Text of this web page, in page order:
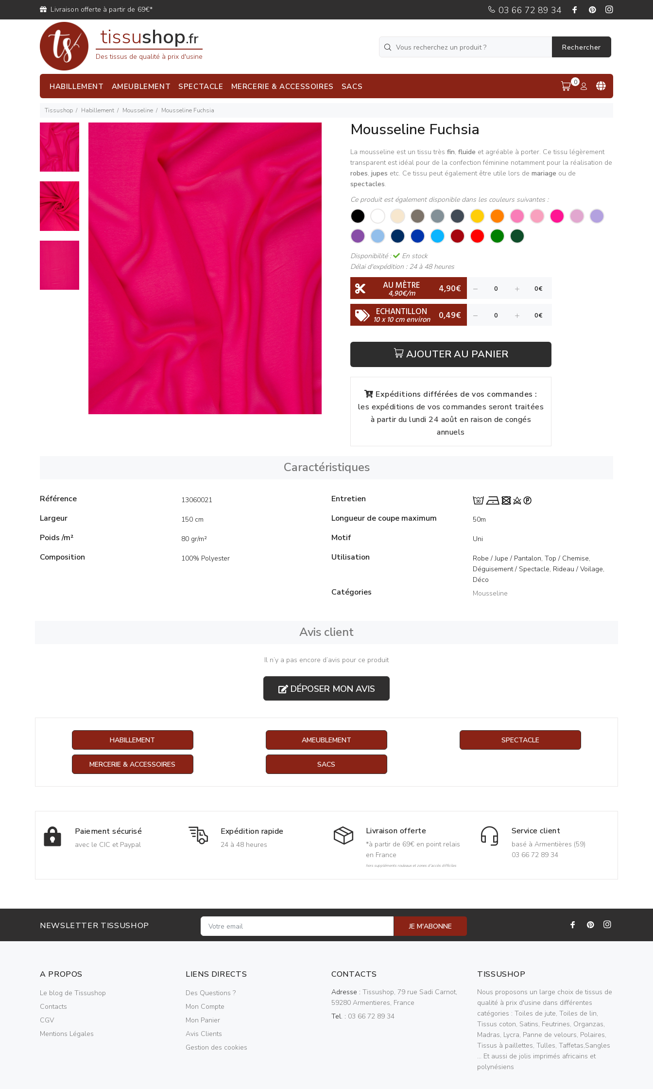
Livraison offerte à partir de 69€* 03 66 72 89 34
tissushop.fr
Des tissus de qualité à prix d'usine
Rechercher
HABILLEMENT AMEUBLEMENT SPECTACLE MERCERIE & ACCESSOIRES SACS 0
Tissushop Habillement Mousseline Mousseline Fuchsia
Mousseline Fuchsia
La mousseline est un tissu très fin, fluide et agréable à porter. Ce tissu légèrement
transparent est idéal pour de la confection féminine notamment pour la réalisation de
robes, jupes etc. Ce tissu peut également être utile lors de mariage ou de
spectacles.
Ce produit est également disponible dans les couleurs suivantes :
Disponibilité :
En stock
Délai d'expédition : 24 à 48 heures
AU MÈTRE
4,90€/m 4,90€
ECHANTILLON
10 x 10 cm environ 0,49€
AJOUTER AU PANIER
Expéditions différées de vos commandes :
les expéditions de vos commandes seront traitées
à partir du lundi 24 août en raison de congés
annuels
Caractéristiques
Référence 13060021
Largeur 150 cm
Poids /m² 80 gr/m²
Composition 100% Polyester
Entretien
Longueur de coupe maximum
50m
Motif Uni
Utilisation
Robe / Jupe / Pantalon, Top / Chemise,
Déguisement / Spectacle, Rideau / Voilage,
Déco
Catégories Mousseline
Avis client
Il n’y a pas encore d’avis pour ce produit
DÉPOSER MON AVIS
HABILLEMENT AMEUBLEMENT SPECTACLE
MERCERIE & ACCESSOIRES SACS
Paiement sécurisé
avec le CIC et Paypal
Expédition rapide
24 à 48 heures
Livraison offerte
*à partir de 69€ en point relais
en France
hors suppléments rouleaux et zones d'accès difficiles
Service client
basé à Armentières (59)
03 66 72 89 34
NEWSLETTER TISSUSHOP JE M'ABONNE
A PROPOS
Le blog de Tissushop
Contacts
CGV
Mentions Légales
LIENS DIRECTS
Des Questions ?
Mon Compte
Mon Panier
Avis Clients
Gestion des cookies
CONTACTS
Adresse : Tissushop, 79 rue Sadi Carnot,
59280 Armentieres, France
Tel. : 03 66 72 89 34
TISSUSHOP
Nous proposons un large choix de tissus de
qualité à prix d'usine dans différentes
catégories : Toiles de jute, Toiles de lin,
Tissus coton, Satins, Feutrines, Organzas,
Madras, Lycra, Panne de velours, Polaires,
Tissus à paillettes, Tulles, Taffetas,Sangles
... Et aussi de jolis imprimés africains et
polynésiens